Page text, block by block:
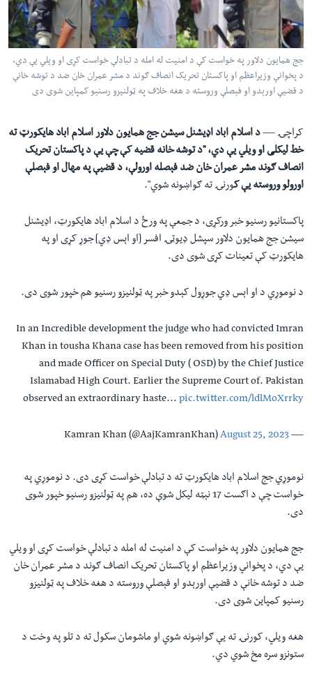
دلته
مخکې
مرکزي
لټون
اداریه
Learning English
FOLLOW US
ژبې
جج همايون دلاور په خواست کې د امنيت له امله د تبادلې خواست کړی او ويلي يې دي،
د پخواني وزيراعظم او پاکستان تحریک انصاف ګوند د مشر عمران خان ضد د توشه خانې
د قضيې اورېدو او فېصلې وروسته د هغه خلاف په ټولنيزو رسنيو کمپاين شوی دی
کراچۍ —د اسلام اباد اډيشنل سيشن جج همايون دلاور اسلام اباد هايکورټ ته
خط ليکلی او ويلي يې دي، "د توشه خانه قضيه کې چې یې د پاکستان تحریک
انصاف ګوند مشر عمران خان ضد فېصله اورولې، د قضيې په مهال او فېصلې
اورولو وروسته یې کورنۍ ته ګواښونه شوي".
پاکستانيو رسنيو خبر ورکړی، د جمعې په ورځ د اسلام اباد هايکورټ، اډيشنل
سيشن جج همايون دلاور سپشل ډيوټۍ افسر [او اېس ډي] جوړ کړی او په
هايکورټ کې تعينات کړی شوی دی.
د نوموړي د او اېس ډي جوړول کېدو خبر په ټولنيزو رسنيو هم خپور شوی دی.
In an Incredible development the judge who had convicted Imran
Khan in tousha Khana case has been removed from his position
and made Officer on Special Duty ( OSD) by the Chief Justice
Islamabad High Court. Earlier the Supreme Court of. Pakistan
observed an extraordinary haste… pic.twitter.com/ldlMoXrrky
— Kamran Khan (@AajKamranKhan)
August 25, 2023
نوموړي جج اسلام اباد هايکورټ ته د تبادلې خواست کړی دی. د نوموړي په
خواست چې د اګست 17 نېټه ليکل شوې ده، هم په ټولنيزو رسنیو خپور شوی
دی.
جج همايون دلاور په خواست کې د امنيت له امله د تبادلې خواست کړی او ويلي
يې دي، د پخواني وزيراعظم او پاکستان تحریک انصاف ګوند د مشر عمران خان
ضد د توشه خانې د قضيې اورېدو او فېصلې وروسته د هغه خلاف په ټولنيزو
رسنيو کمپاين شوی دی.
هغه ويلي، کورنۍ ته یې ګواښونه شوي او ماشومان سکول ته د تلو په وخت د
ستونزو سره مخ شوي دي.